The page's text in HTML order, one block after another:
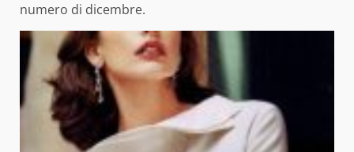
numero di dicembre.